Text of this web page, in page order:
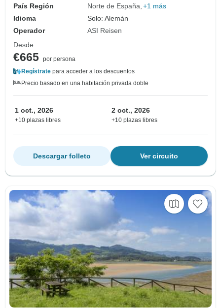
País Región
Norte de España +1 más
Idioma
Solo: Alemán
Operador
ASI Reisen
Desde
€665 por persona
Regístrate para acceder a los descuentos
Precio basado en una habitación privada doble
1 oct., 2026
+10 plazas libres
2 oct., 2026
+10 plazas libres
Ver circuito
Descargar folleto